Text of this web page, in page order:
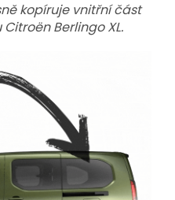
kopíruje vnitřní část
Berlingo XL.